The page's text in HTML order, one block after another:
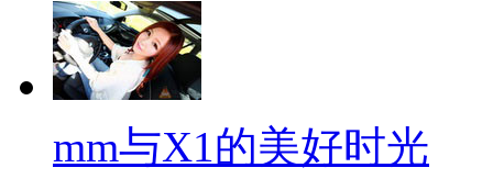
mm与X1的美好时光